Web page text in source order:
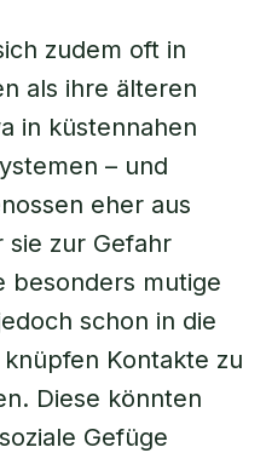
zudem oft in
als ihre älteren
in küstennahen
– und
eher aus
sie zur Gefahr
besonders mutige
schon in die
Kontakte zu
Diese könnten
Gefüge